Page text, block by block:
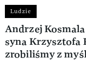
Ludzie
Andrzej
syna Krzysztofa
zrobiliśmy z